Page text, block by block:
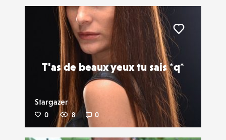
T'as de beaux yeux tu sais *q*
Stargazer
0 8 0